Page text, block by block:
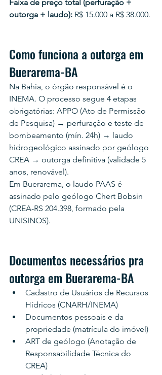
Faixa de preço total (perfuração +
outorga + laudo): R$ 15.000 a R$ 38.000.
Como funciona a outorga em
Buerarema-BA
Na Bahia, o órgão responsável é o
INEMA. O processo segue 4 etapas
obrigatórias: APPO (Ato de Permissão
de Pesquisa) → perfuração e teste de
bombeamento (mín. 24h) → laudo
hidrogeológico assinado por geólogo
CREA → outorga definitiva (validade 5
anos, renovável).
Em Buerarema, o laudo PAAS é
assinado pelo geólogo Chert Bobsin
(CREA-RS 204.398, formado pela
UNISINOS).
Documentos necessários pra
outorga em Buerarema-BA
Cadastro de Usuários de Recursos
Hídricos (CNARH/INEMA)
Documentos pessoais e da
propriedade (matrícula do imóvel)
ART de geólogo (Anotação de
Responsabilidade Técnica do
CREA)